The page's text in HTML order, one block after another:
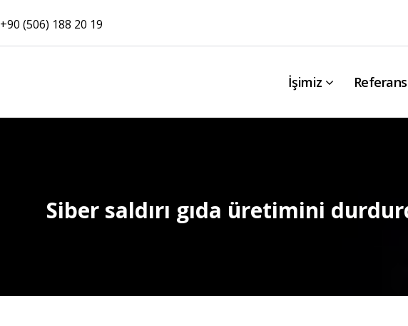
+90 (506) 188 20 19
İşimiz
Siber saldırı gıda üretimini